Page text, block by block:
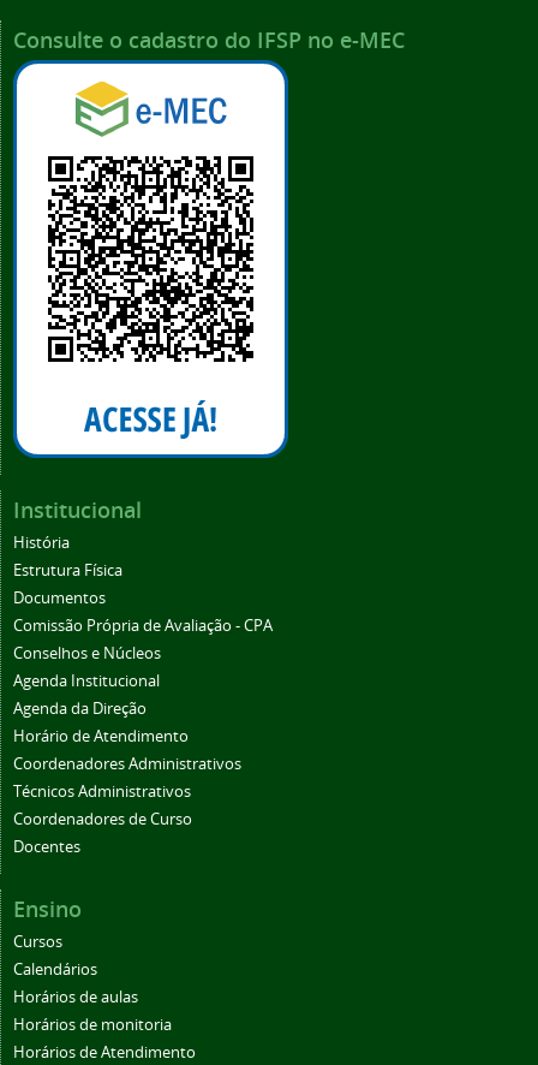
Consulte o cadastro do IFSP no e-MEC
Institucional
História
Estrutura Física
Documentos
Comissão Própria de Avaliação - CPA
Conselhos e Núcleos
Agenda Institucional
Agenda da Direção
Horário de Atendimento
Coordenadores Administrativos
Técnicos Administrativos
Coordenadores de Curso
Docentes
Ensino
Cursos
Calendários
Horários de aulas
Horários de monitoria
Horários de Atendimento